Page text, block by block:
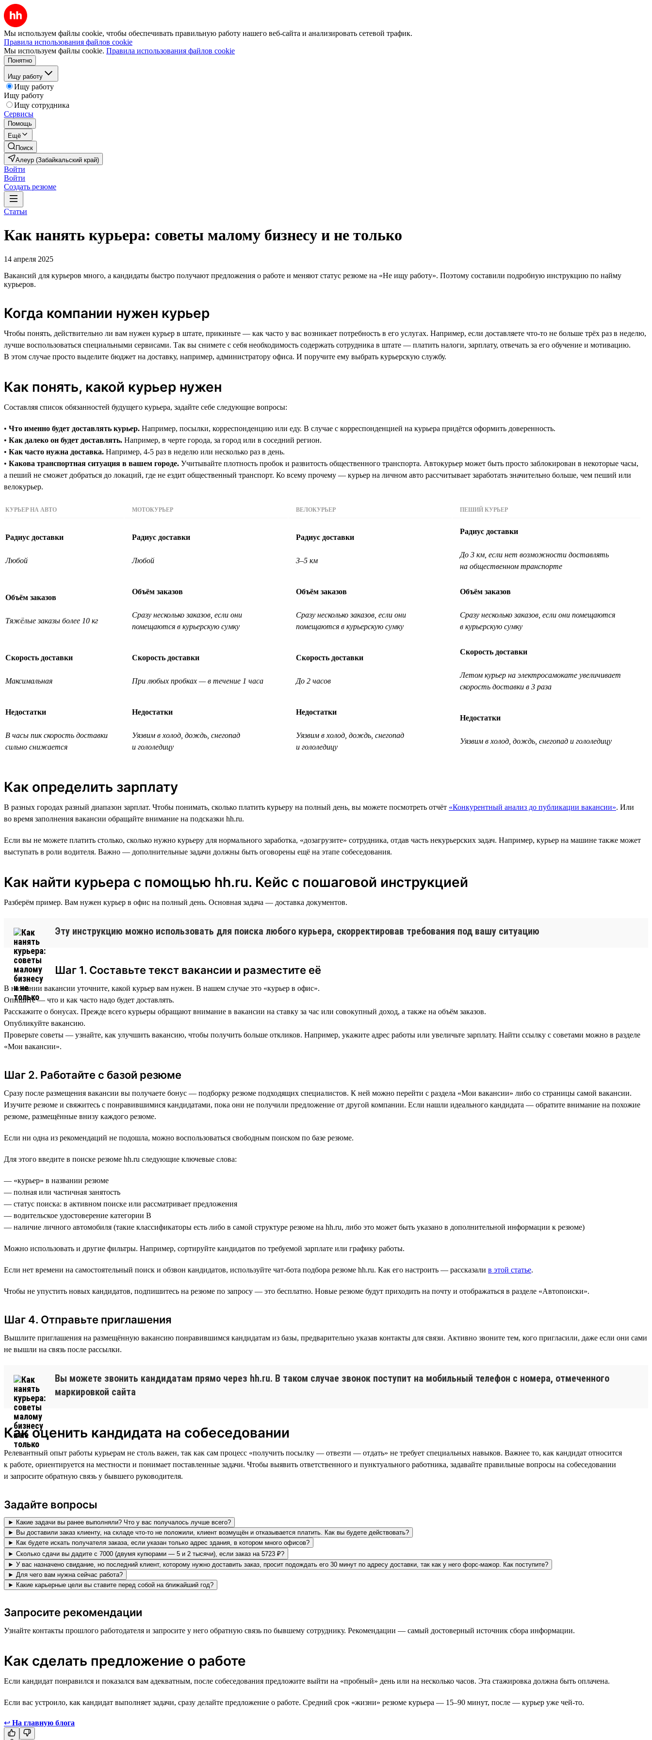
Мы используем файлы cookie, чтобы обеспечивать правильную работу нашего веб-сайта и анализировать сетевой трафик.
Правила использования файлов cookie
Мы используем файлы cookie. Правила использования файлов cookie
Понятно
Ищу работу
Ищу работу
Ищу работу
Ищу сотрудника
Сервисы
Помощь
Ещё
Поиск
Алеур (Забайкальский край)
Войти
Войти
Создать резюме
Статьи
Как нанять курьера: советы малому бизнесу и не только
14 апреля 2025
Вакансий для курьеров много, а кандидаты быстро получают предложения о работе и меняют статус резюме на «Не ищу работу». Поэтому составили подробную инструкцию по найму
курьеров.
Когда компании нужен курьер
Чтобы понять, действительно ли вам нужен курьер в штате, прикиньте — как часто у вас возникает потребность в его услугах. Например, если доставляете что-то не больше трёх раз в неделю,
лучше воспользоваться специальными сервисами. Так вы снимете с себя необходимость содержать сотрудника в штате — платить налоги, зарплату, отвечать за его обучение и мотивацию.
В этом случае просто выделите бюджет на доставку, например, администратору офиса. И поручите ему выбрать курьерскую службу.
Как понять, какой курьер нужен
Составляя список обязанностей будущего курьера, задайте себе следующие вопросы:
• Что именно будет доставлять курьер. Например, посылки, корреспонденцию или еду. В случае с корреспонденцией на курьера придётся оформить доверенность.
• Как далеко он будет доставлять. Например, в черте города, за город или в соседний регион.
• Как часто нужна доставка. Например, 4-5 раз в неделю или несколько раз в день.
• Какова транспортная ситуация в вашем городе. Учитывайте плотность пробок и развитость общественного транспорта. Автокурьер может быть просто заблокирован в некоторые часы,
а пеший не сможет добраться до локаций, где не ездит общественный транспорт. Ко всему прочему — курьер на личном авто рассчитывает заработать значительно больше, чем пеший или
велокурьер.
КУРЬЕР НА АВТО МОТОКУРЬЕР ВЕЛОКУРЬЕР ПЕШИЙ КУРЬЕР
Радиус доставки
Любой
Радиус доставки
Любой
Радиус доставки
3–5 км
Радиус доставки
До 3 км, если нет возможности доставлять
на общественном транспорте
Объём заказов
Тяжёлые заказы более 10 кг
Объём заказов
Сразу несколько заказов, если они
помещаются в курьерскую сумку
Объём заказов
Сразу несколько заказов, если они
помещаются в курьерскую сумку
Объём заказов
Сразу несколько заказов, если они помещаются
в курьерскую сумку
Скорость доставки
Максимальная
Скорость доставки
При любых пробках — в течение 1 часа
Скорость доставки
До 2 часов
Скорость доставки
Летом курьер на электросамокате увеличивает
скорость доставки в 3 раза
Недостатки
В часы пик скорость доставки
сильно снижается
Недостатки
Уязвим в холод, дождь, снегопад
и гололедицу
Недостатки
Уязвим в холод, дождь, снегопад
и гололедицу
Недостатки
Уязвим в холод, дождь, снегопад и гололедицу
Как определить зарплату
В разных городах разный диапазон зарплат. Чтобы понимать, сколько платить курьеру на полный день, вы можете посмотреть отчёт «Конкурентный анализ до публикации вакансии». Или
во время заполнения вакансии обращайте внимание на подсказки hh.ru.
Если вы не можете платить столько, сколько нужно курьеру для нормального заработка, «дозагрузите» сотрудника, отдав часть некурьерских задач. Например, курьер на машине также может
выступать в роли водителя. Важно — дополнительные задачи должны быть оговорены ещё на этапе собеседования.
Как найти курьера с помощью hh.ru. Кейс с пошаговой инструкцией
Разберём пример. Вам нужен курьер в офис на полный день. Основная задача — доставка документов.
Эту инструкцию можно использовать для поиска любого курьера, скорректировав требования под вашу ситуацию
Шаг 1. Составьте текст вакансии и разместите её
В названии вакансии уточните, какой курьер вам нужен. В нашем случае это «курьер в офис».
Опишите — что и как часто надо будет доставлять.
Расскажите о бонусах. Прежде всего курьеры обращают внимание в вакансии на ставку за час или совокупный доход, а также на объём заказов.
Опубликуйте вакансию.
Проверьте советы — узнайте, как улучшить вакансию, чтобы получить больше откликов. Например, укажите адрес работы или увеличьте зарплату. Найти ссылку с советами можно в разделе
«Мои вакансии».
Шаг 2. Работайте с базой резюме
Сразу после размещения вакансии вы получаете бонус — подборку резюме подходящих специалистов. К ней можно перейти с раздела «Мои вакансии» либо со страницы самой вакансии.
Изучите резюме и свяжитесь с понравившимися кандидатами, пока они не получили предложение от другой компании. Если нашли идеального кандидата — обратите внимание на похожие
резюме, размещённые внизу каждого резюме.
Если ни одна из рекомендаций не подошла, можно воспользоваться свободным поиском по базе резюме.
Для этого введите в поиске резюме hh.ru следующие ключевые слова:
— «курьер» в названии резюме
— полная или частичная занятость
— статус поиска: в активном поиске или рассматривает предложения
— водительское удостоверение категории В
— наличие личного автомобиля (такие классификаторы есть либо в самой структуре резюме на hh.ru, либо это может быть указано в дополнительной информации к резюме)
Можно использовать и другие фильтры. Например, сортируйте кандидатов по требуемой зарплате или графику работы.
Если нет времени на самостоятельный поиск и обзвон кандидатов, используйте чат-бота подбора резюме hh.ru. Как его настроить — рассказали в этой статье.
Чтобы не упустить новых кандидатов, подпишитесь на резюме по запросу — это бесплатно. Новые резюме будут приходить на почту и отображаться в разделе «Автопоиски».
Шаг 4. Отправьте приглашения
Вышлите приглашения на размещённую вакансию понравившимся кандидатам из базы, предварительно указав контакты для связи. Активно звоните тем, кого пригласили, даже если они сами
не вышли на связь после рассылки.
Вы можете звонить кандидатам прямо через hh.ru. В таком случае звонок поступит на мобильный телефон с номера, отмеченного
маркировкой сайта
Как оценить кандидата на собеседовании
Релевантный опыт работы курьерам не столь важен, так как сам процесс «получить посылку — отвезти — отдать» не требует специальных навыков. Важнее то, как кандидат относится
к работе, ориентируется на местности и понимает поставленные задачи. Чтобы выявить ответственного и пунктуального работника, задавайте правильные вопросы на собеседовании
и запросите обратную связь у бывшего руководителя.
Задайте вопросы
► Какие задачи вы ранее выполняли? Что у вас получалось лучше всего?
► Вы доставили заказ клиенту, на складе что-то не положили, клиент возмущён и отказывается платить. Как вы будете действовать?
► Как будете искать получателя заказа, если указан только адрес здания, в котором много офисов?
► Сколько сдачи вы дадите с 7000 (двумя купюрами — 5 и 2 тысячи), если заказ на 5723 ₽?
► У вас назначено свидание, но последний клиент, которому нужно доставить заказ, просит подождать его 30 минут по адресу доставки, так как у него форс-мажор. Как поступите?
► Для чего вам нужна сейчас работа?
► Какие карьерные цели вы ставите перед собой на ближайший год?
Запросите рекомендации
Узнайте контакты прошлого работодателя и запросите у него обратную связь по бывшему сотруднику. Рекомендации — самый достоверный источник сбора информации.
Как сделать предложение о работе
Если кандидат понравился и показался вам адекватным, после собеседования предложите выйти на «пробный» день или на несколько часов. Эта стажировка должна быть оплачена.
Если вас устроило, как кандидат выполняет задачи, сразу делайте предложение о работе. Средний срок «жизни» резюме курьера — 15–90 минут, после — курьер уже чей-то.
↩ На главную блога